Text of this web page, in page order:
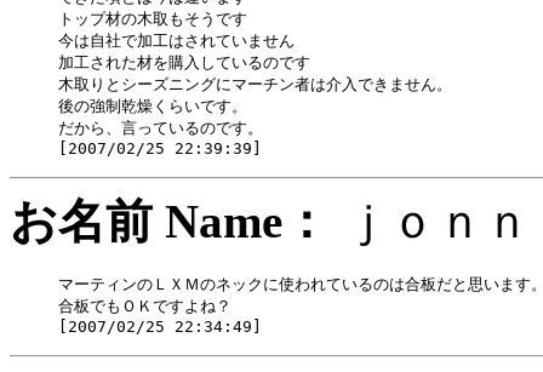
トップ材の木取もそうです
今は自社で加工はされていません
加工された材を購入しているのです
木取りとシーズニングにマーチン者は介入できません。
後の強制乾燥くらいです。
だから、言っているのです。
お名前 Name： ｊｏ
マーティンのＬＸＭのネックに使われているのは合板だと思います
合板でもＯＫですよね？